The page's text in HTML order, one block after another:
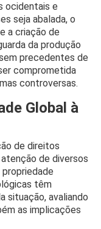
ocidentais e
seja abalada, o
a criação de
da produção
precedentes de
comprometida
controversas.
Global à
de direitos
de diversos
têm
situação, avaliando
as implicações